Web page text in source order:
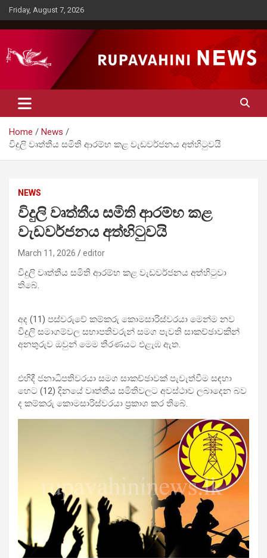
Skip
to
content
Friday, August 7, 2026
Rupavahini News
Home
News
විදුලි වෘත්තීය සමිති ආරම්භ කළ වැඩවර්ජනය අත්හිටුවයි
NEWS
විදුලි වෘත්තීය සමිති ආරම්භ කළ
වැඩවර්ජනය අත්හිටුවයි
March 11, 2026 editor
විදුලි වෘත්තීය සමිති ආරම්භ කළ වැඩවර්ජනය අත්හිටුවා
තිබේ.
අද (11) පස්වරුවේ කම්කරු කොමසාරිස්වරයා මෙන්ම නව
විදුලි සමාගම්වල සභාපතිවරුන් සමග පැවති සාකච්ඡාවකින්
අනතුරුව ඔවුන් මෙම තීරණයට එළැඹ ඇත.
එහිදී ජනාධිපතිවරයා සමග සාකච්ඡාවක් පැවැත්වීම සඳහා
හෙට (12) දිනයේ වෘත්තීය සමිතිවලට අවස්ථාව ලබාදෙන බව
ද කම්කරු කොමසාරිස්වරයා ප්‍රකාශ කර තිබේ.